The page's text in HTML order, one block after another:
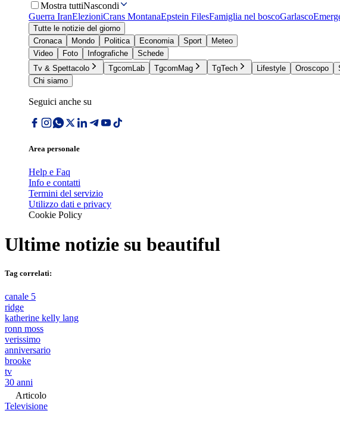
Mostra tuttiNascondi
Guerra IranElezioniCrans MontanaEpstein FilesFamiglia nel boscoGarlasco
Tutte le notizie del giorno
Cronaca
Mondo Politica Economia Sport
Meteo
Video
Foto Infografiche
Schede
Tv & Spettacolo
TgcomLab TgcomMag TgTech Lifestyle Oroscopo
Chi siamo
Seguici anche su
Area personale
Help e Faq
Info e contatti
Termini del servizio
Utilizzo dati e privacy
Cookie Policy
Ultime notizie su beautiful
Tag correlati:
canale 5
ridge
katherine kelly lang
ronn moss
verissimo
anniversario
brooke
tv
30 anni
Articolo
Televisione